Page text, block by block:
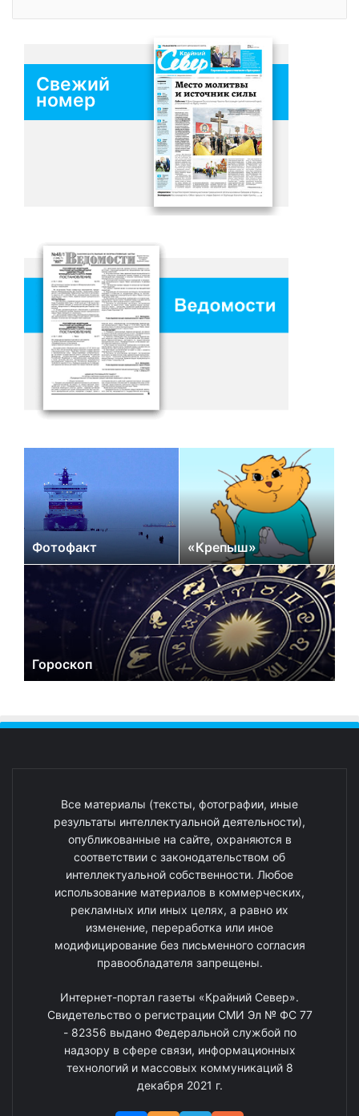
Свежий
номер
Фотофакт «Крепыш»
Гороскоп
Все материалы (тексты, фотографии, иные
результаты интеллектуальной деятельности),
опубликованные на сайте, охраняются в
соответствии с законодательством об
интеллектуальной собственности. Любое
использование материалов в коммерческих,
рекламных или иных целях, а равно их
изменение, переработка или иное
модифицирование без письменного согласия
правообладателя запрещены.
Интернет-портал газеты «Крайний Север».
Свидетельство о регистрации СМИ Эл № ФС 77
- 82356 выдано Федеральной службой по
надзору в сфере связи, информационных
технологий и массовых коммуникаций 8
декабря 2021 г.